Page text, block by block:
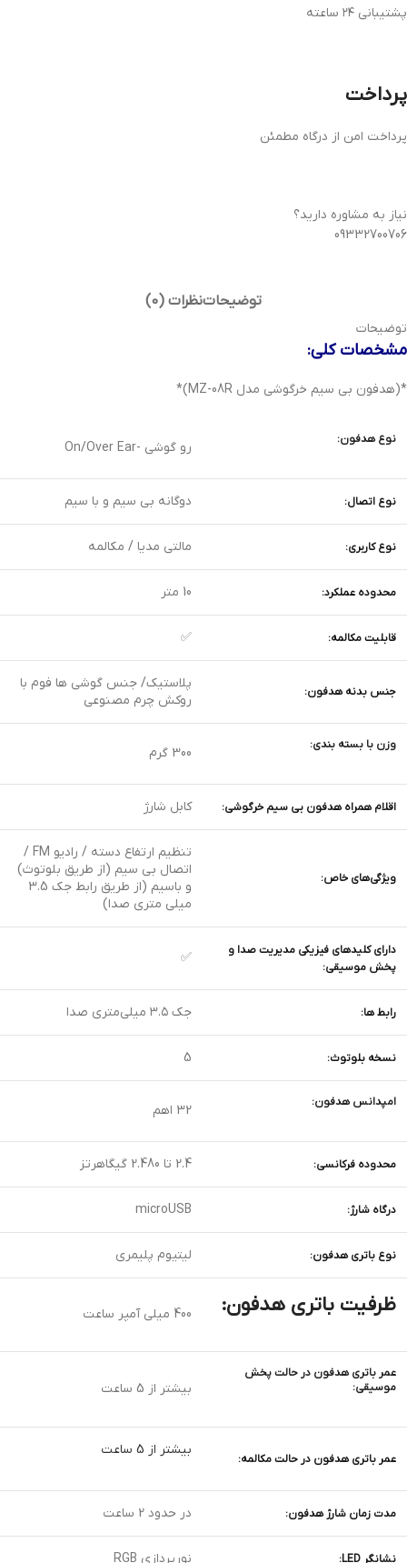
پشتیبانی ۲۴ ساعته
پرداخت
پرداخت امن از درگاه مطمئن
نیاز به مشاوره دارید؟
09332700706
توضیحاتنظرات (0)
توضیحات
مشخصات کلی:
*(هدفون بی سیم خرگوشی مدل MZ-08R)*
نوع هدفون: رو گوشی -On/Over Ear
نوع اتصال: دوگانه بی سیم و با سیم
نوع کاربری: مالتی مدیا / مکالمه
محدوده عملکرد: 10 متر
قابلیت مکالمه: ✅
جنس بدنه هدفون:
پلاستیک/ جنس گوشی ها فوم با
روکش چرم مصنوعی
وزن با بسته بندی: 300 گرم
اقلام همراه هدفون بی سیم خرگوشی: کابل شارژ
ویژگی‌های خاص:
تنظیم ارتفاع دسته / رادیو FM /
اتصال بی سیم (از طریق بلوتوث)
و باسیم (از طریق رابط جک 3.5
میلی متری صدا)
دارای کلیدهای فیزیکی مدیریت صدا و
پخش موسیقی:
✅
رابط ها: جک ۳.۵ میلی‌متری صدا
نسخه بلوتوث: 5
امپدانس هدفون: 32 اهم
محدوده فرکانسی: 2.4 تا 2.480 گیگاهرتز
درگاه شارژ: microUSB
نوع باتری هدفون: لیتیوم پلیمری
ظرفیت باتری هدفون: 400 میلی آمپر ساعت
عمر باتری هدفون در حالت پخش
موسیقی:
بیشتر از 5 ساعت
عمر باتری هدفون در حالت مکالمه:
بیشتر از 5 ساعت
مدت زمان شارژ هدفون: در حدود 2 ساعت
نشانگر LED: نورپردازی RGB